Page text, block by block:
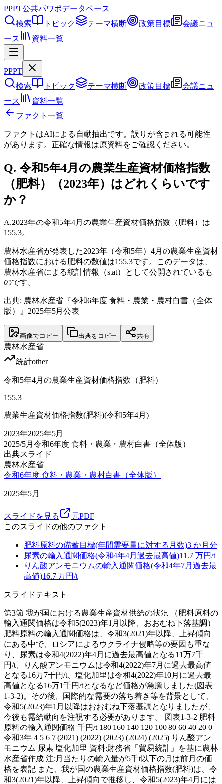
PPPT公共パワポデータベース
検索
トピック テーマ横断 政策目標
会議ニュ
ース
資料一覧
PPPT
検索
トピック テーマ横断 政策目標
会議ニュ
ース
資料一覧
ファクト一覧
ファクトはAIによる自動抽出です。誤りが含まれる可能性
があります。正確な情報は原資料をご確認ください。
Q. 令和5年4月の農業生産資材価格指数
（肥料）（2023年）はどれくらいです
か？
A.2023年の令和5年4月の農業生産資材価格指数（肥料）は
155.3。
農林水産省が発表した2023年（令和5年）4月の農業生産資材
価格指数における肥料の数値は155.3です。このデータは、
農林水産省による統計情報（stat）として公開されているも
のです。
出典: 農林水産省『令和6年度 食料・農業・農村白書（全体
版）』2025年5月公表
画像でコピー 出典をコピー 共有
農林水産省
統計other
令和5年4月の農業生産資材価格指数（肥料）
155.3
農業生産資材価格指数(肥料)(令和5年4月)
2023年2025年5月
2025/5月 令和6年度 食料・農業・農村白書（全体版）
出典スライド
農林水産省
令和6年度 食料・農業・農村白書（全体版）
2025年5月
スライドを見る
元PDF
このスライドの他のファクト
肥料原料の備蓄目標(年間需要量に対する月数)3 か月分
尿素の輸入通関価格(令和4年4月過去最高値)11.7 万円/t
りん酸アンモニウムの輸入通関価格(令和4年7月過去最
高値)16.7 万円/t
スライドテキスト
第3節 我が国における農業生産資材供給の状況 （肥料原料の
輸入通関価格は令和5(2023)年1月以降、おおむね下落基調）
肥料原料の輸入通関価格は、令和3(2021)年以降、上昇傾向
にある中で、ロシアによるウクライナ侵略等の要因も重な
り、尿素は令和4(2022)年4月に過去最高値となる11万7千
円/t、りん酸アンモニウムは令和4(2022)年7月に過去最高値
となる16万7千円/t、塩化加里は令和4(2022)年10月に過去最
高値となる16万1千円/tとなるなど価格が急騰しました(図表
1-3-2)。その後、国際的な需要の落ち着き等を背景として、
令和5(2023)年1月以降はおおむね下落基調となりましたが、
今後も需給動向を注視する必要があります。 図表1-3-2 肥料
原料の輸入通関価格 千円/t 180 160 140 120 100 80 60 40 20 0
令和3年 4 5 6 7 (2021) (2022) (2023) (2024) (2025) りん酸アン
モニウム 尿素 塩化加里 資料:財務省「貿易統計」を基に農林
水産省作成 注:月当たりの輸入量が5千t以下の月は前月の価
格を表記 また、我が国の農業生産資材価格指数(肥料)は、令
和3(2021)年以降、上昇傾向で推移し、令和5(2023)年4月には